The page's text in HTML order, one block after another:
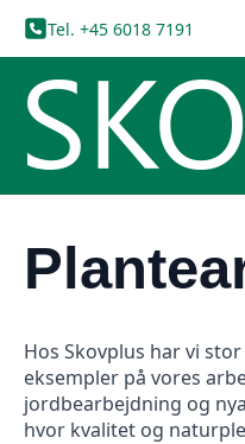
Tel. +45 6018 7191
Hos Skovplus har vi
eksempler på vores
jordbearbejdning og
hvor kvalitet og